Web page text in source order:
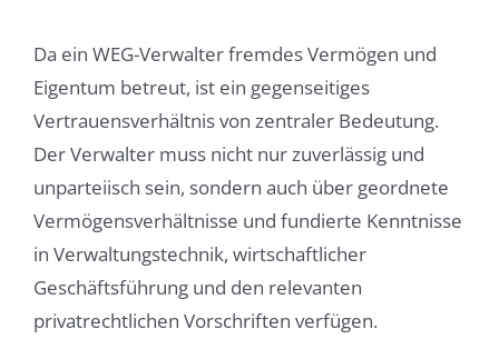
Da ein WEG-Verwalter fremdes Vermögen und
Eigentum betreut, ist ein gegenseitiges
Vertrauensverhältnis von zentraler Bedeutung.
Der Verwalter muss nicht nur zuverlässig und
unparteiisch sein, sondern auch über geordnete
Vermögensverhältnisse und fundierte Kenntnisse
in Verwaltungstechnik, wirtschaftlicher
Geschäftsführung und den relevanten
privatrechtlichen Vorschriften verfügen.